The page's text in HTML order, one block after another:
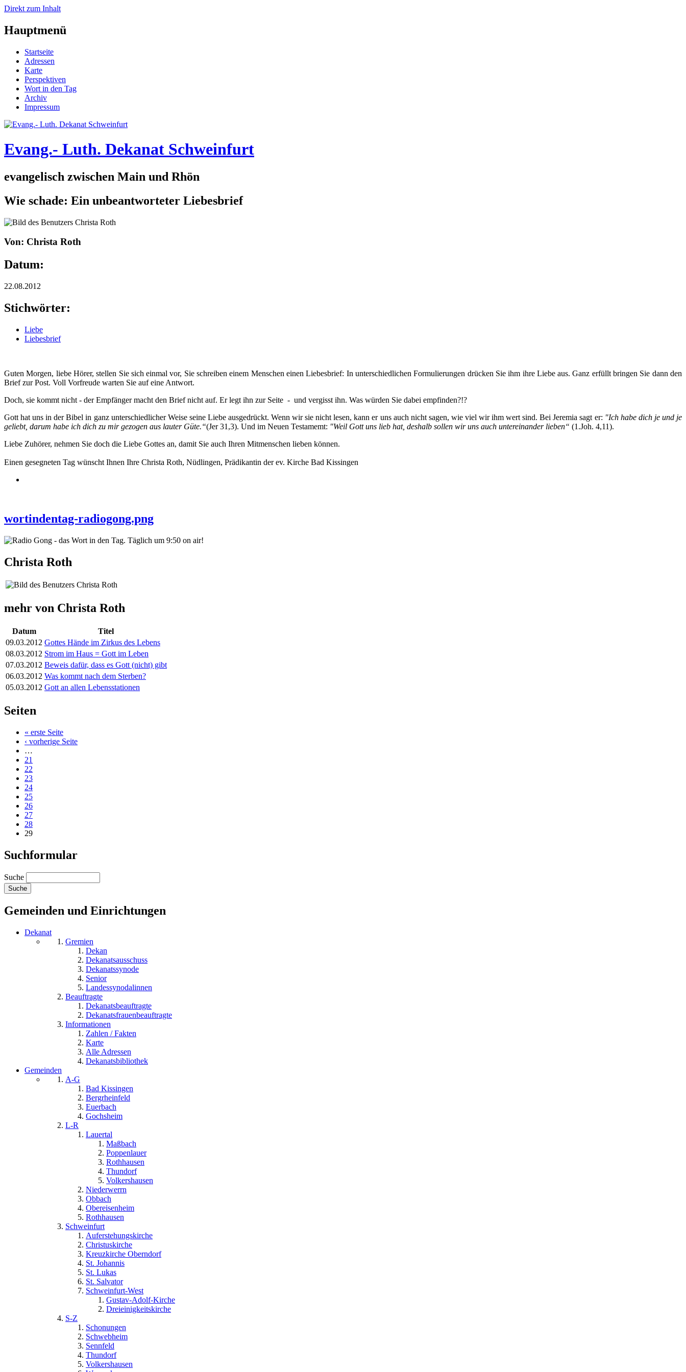
Direkt zum Inhalt
Hauptmenü
Startseite
Adressen
Karte
Perspektiven
Wort in den Tag
Archiv
Impressum
Evang.- Luth. Dekanat Schweinfurt
evangelisch zwischen Main und Rhön
Wie schade: Ein unbeantworteter Liebesbrief
Von: Christa Roth
Datum:
22.08.2012
Stichwörter:
Liebe
Liebesbrief
Guten Morgen, liebe Hörer, stellen Sie sich einmal vor, Sie schreiben einem Menschen einen Liebesbrief: In unterschiedlichen Formulierungen drücken Sie ihm ihre Liebe aus. Ganz erfüllt bringen Sie dann den
Brief zur Post. Voll Vorfreude warten Sie auf eine Antwort.
Doch, sie kommt nicht - der Empfänger macht den Brief nicht auf. Er legt ihn zur Seite - und vergisst ihn. Was würden Sie dabei empfinden?!?
Gott hat uns in der Bibel in ganz unterschiedlicher Weise seine Liebe ausgedrückt. Wenn wir sie nicht lesen, kann er uns auch nicht sagen, wie viel wir ihm wert sind. Bei Jeremia sagt er: "Ich habe dich je und je
geliebt, darum habe ich dich zu mir gezogen aus lauter Güte.“(Jer 31,3). Und im Neuen Testamemt: "Weil Gott uns lieb hat, deshalb sollen wir uns auch untereinander lieben“ (1.Joh. 4,11).
Liebe Zuhörer, nehmen Sie doch die Liebe Gottes an, damit Sie auch Ihren Mitmenschen lieben können.
Einen gesegneten Tag wünscht Ihnen Ihre Christa Roth, Nüdlingen, Prädikantin der ev. Kirche Bad Kissingen
wortindentag-radiogong.png
Christa Roth
mehr von Christa Roth
Datum
Titel
09.03.2012 Gottes Hände im Zirkus des Lebens
08.03.2012 Strom im Haus = Gott im Leben
07.03.2012 Beweis dafür, dass es Gott (nicht) gibt
06.03.2012 Was kommt nach dem Sterben?
05.03.2012 Gott an allen Lebensstationen
Seiten
« erste Seite
‹ vorherige Seite
…
21
22
23
24
25
26
27
28
29
Suchformular
Suche
Gemeinden und Einrichtungen
Dekanat
Gremien
Dekan
Dekanatsausschuss
Dekanatssynode
Senior
Landessynodalinnen
Beauftragte
Dekanatsbeauftragte
Dekanatsfrauenbeauftragte
Informationen
Zahlen / Fakten
Karte
Alle Adressen
Dekanatsbibliothek
Gemeinden
A-G
Bad Kissingen
Bergrheinfeld
Euerbach
Gochsheim
L-R
Lauertal
Maßbach
Poppenlauer
Rothhausen
Thundorf
Volkershausen
Niederwerrn
Obbach
Obereisenheim
Rothhausen
Schweinfurt
Auferstehungskirche
Christuskirche
Kreuzkirche Oberndorf
St. Johannis
St. Lukas
St. Salvator
Schweinfurt-West
Gustav-Adolf-Kirche
Dreieinigkeitskirche
S-Z
Schonungen
Schwebheim
Sennfeld
Thundorf
Volkershausen